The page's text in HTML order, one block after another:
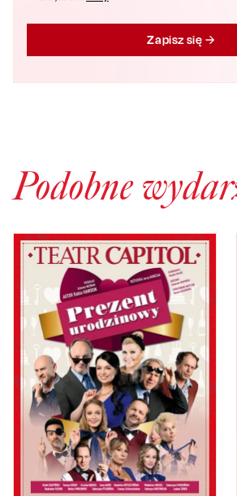
Zapisz się
Podobne